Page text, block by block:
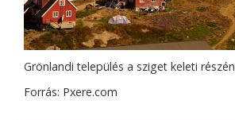
Grönlandi település a sziget keleti részén
Forrás: Pxere.com